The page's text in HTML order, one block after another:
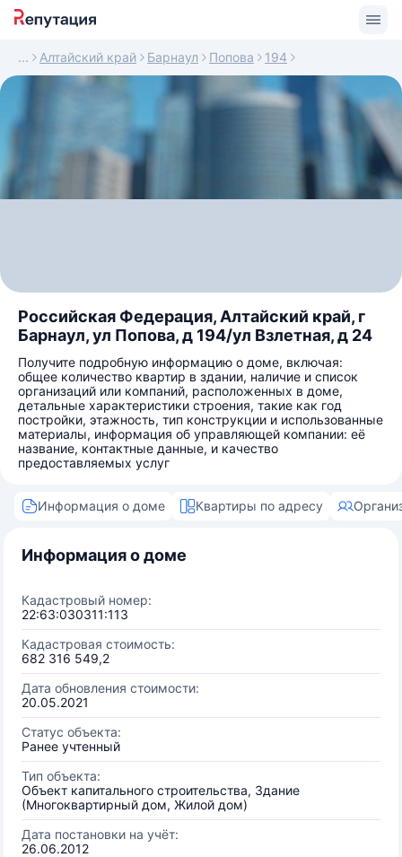
Алтайский край Барнаул Попова 194
Российская Федерация, Алтайский край, г
Барнаул, ул Попова, д 194/ул Взлетная, д 24
Получите подробную информацию о доме, включая:
общее количество квартир в здании, наличие и список
организаций или компаний, расположенных в доме,
детальные характеристики строения, такие как год
постройки, этажность, тип конструкции и использованные
материалы, информация об управляющей компании: её
название, контактные данные, и качество
предоставляемых услуг
Информация о доме Квартиры по адресу
Информация о доме
Кадастровый номер:
22:63:030311:113
Кадастровая стоимость:
682 316 549,2
Дата обновления стоимости:
20.05.2021
Статус объекта:
Ранее учтенный
Тип объекта:
Объект капитального строительства, Здание
(Многоквартирный дом, Жилой дом)
Дата постановки на учёт:
26.06.2012